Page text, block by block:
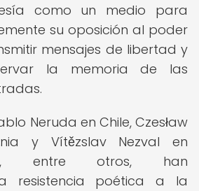
como un medio para
su oposición al poder
mensajes de libertad y
la memoria de las
Neruda en Chile, Czesław
y Vítězslav Nezval en
entre otros, han
resistencia poética a la